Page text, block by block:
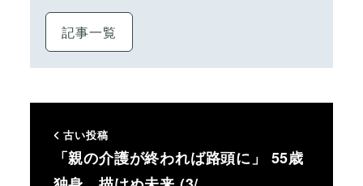
記事一覧
古い投稿
「親の介護が終われば路頭に」 55歳